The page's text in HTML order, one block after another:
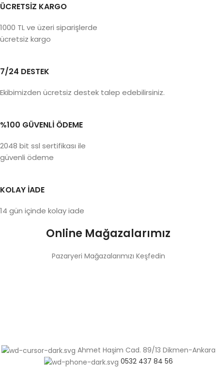
ÜCRETSİZ KARGO
1000 TL ve üzeri siparişlerde
ücretsiz kargo
7/24 DESTEK
Ekibimizden ücretsiz destek talep edebilirsiniz.
%100 GÜVENLİ ÖDEME
2048 bit ssl sertifikası ile
güvenli ödeme
KOLAY İADE
14 gün içinde kolay iade
Online Mağazalarımız
Pazaryeri Mağazalarımızı Keşfedin
Ahmet Haşim Cad. 89/13 Dikmen-Ankara
0532 437 84 56